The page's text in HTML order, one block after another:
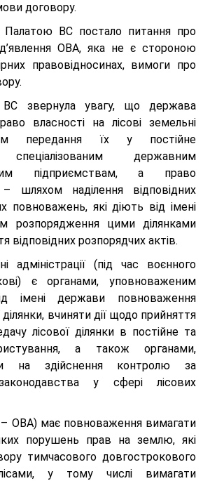
договору.
ВС постало питання про
ОВА, яка не є стороною
правовідносинах, вимоги про
ВС звернула увагу, що держава
власності на лісові земельні
передання їх у постійне
спеціалізованим державним
підприємствам, а право
шляхом наділення відповідних
повноважень, які діють від імені
розпорядження цими ділянками
відповідних розпорядчих актів.
адміністрації (під час воєнного
є органами, уповноваженим
імені держави повноваження
ділянки, вчиняти дії щодо прийняття
лісової ділянки в постійне та
а також органами,
на здійснення контролю за
у сфері лісових
ОВА) має повноваження вимагати
порушень прав на землю, які
тимчасового довгострокового
у тому числі вимагати